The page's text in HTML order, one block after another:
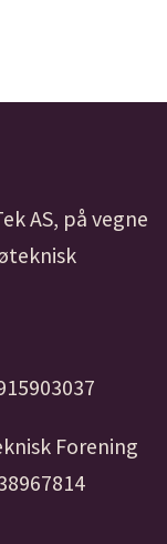
AS, på vegne
Forening